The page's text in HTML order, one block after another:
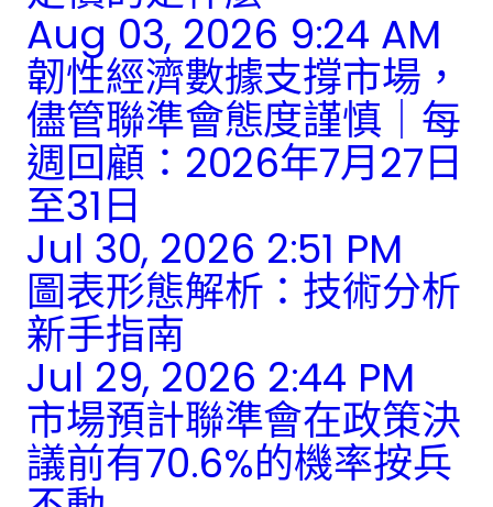
Aug 03, 2026 9:24 AM
韌性經濟數據支撐市場，
儘管聯準會態度謹慎｜每
週回顧：2026年7月27日
至31日
Jul 30, 2026 2:51 PM
圖表形態解析：技術分析
新手指南
Jul 29, 2026 2:44 PM
市場預計聯準會在政策決
議前有70.6%的機率按兵